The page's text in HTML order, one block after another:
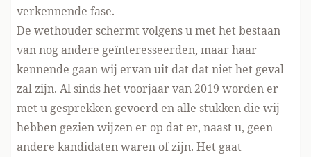
verkennende fase.
De wethouder schermt volgens u met het bestaan
van nog andere geïnteresseerden, maar haar
kennende gaan wij ervan uit dat dat niet het geval
zal zijn. Al sinds het voorjaar van 2019 worden er
met u gesprekken gevoerd en alle stukken die wij
hebben gezien wijzen er op dat er, naast u, geen
andere kandidaten waren of zijn. Het gaat